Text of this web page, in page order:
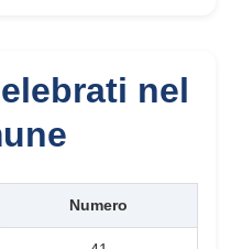
nel
Numero